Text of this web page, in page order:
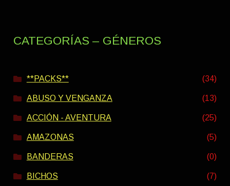
CATEGORÍAS – GÉNEROS
**PACKS** (34)
ABUSO Y VENGANZA (13)
ACCIÓN - AVENTURA (25)
AMAZONAS (5)
BANDERAS (0)
BICHOS (7)